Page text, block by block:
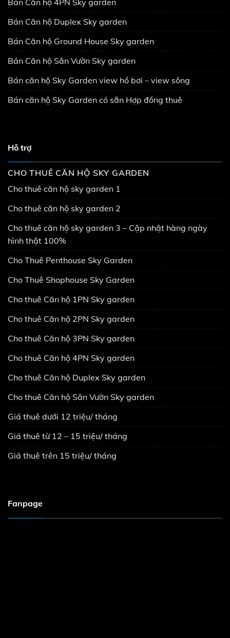
Bán Căn hộ Duplex Sky garden
Bán Căn hộ Ground House Sky garden
Bán Căn hộ Sân Vườn Sky garden
Bán căn hộ Sky Garden view hồ bơi – view sông
Bán căn hộ Sky Garden có sẵn Hợp đồng thuê
Hỗ trợ
CHO THUÊ CĂN HỘ SKY GARDEN
Cho thuê căn hộ sky garden 1
Cho thuê căn hộ sky garden 2
Cho thuê căn hộ sky garden 3 – Cập nhật hàng ngày
hình thật 100%
Cho Thuê Penthouse Sky Garden
Cho Thuê Shophouse Sky Garden
Cho thuê Căn hộ 1PN Sky garden
Cho thuê Căn hộ 2PN Sky garden
Cho thuê Căn hộ 3PN Sky garden
Cho thuê Căn hộ 4PN Sky garden
Cho thuê Căn hộ Duplex Sky garden
Cho thuê Căn hộ Sân Vườn Sky garden
Giá thuê dưới 12 triệu/ tháng
Giá thuê từ 12 – 15 triệu/ tháng
Giá thuê trên 15 triệu/ tháng
Fanpage